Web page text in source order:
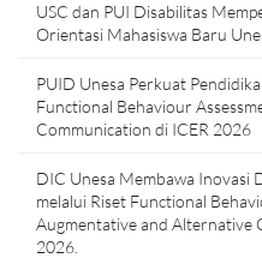
USC dan PUI Disabilitas
Orientasi Mahasiswa Baru
PUID Unesa Perkuat
Functional Behaviour
Communication di ICER 2026
DIC Unesa Membawa Inovasi
melalui Riset Functional
Augmentative and Alternative
2026.